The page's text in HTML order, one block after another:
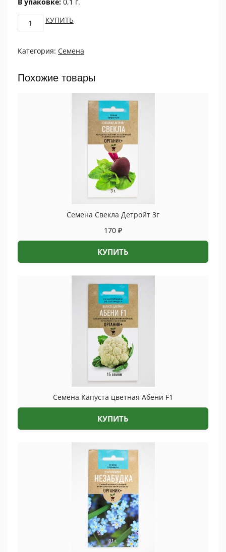
В упаковке: 0,1 г.
Львиный
зев
смесь
ПРОЦВЕТОК
quantity
КУПИТЬ
Категория: Семена
Похожие товары
Семена Свекла Детройт 3г
170 ₽
КУПИТЬ
Семена Капуста цветная Абени F1
КУПИТЬ